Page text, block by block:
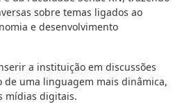
sobre temas ligados ao
e desenvolvimento
a instituição em discussões
de uma linguagem mais dinâmica,
mídias digitais.